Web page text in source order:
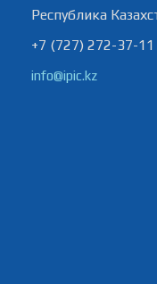
Республика
+7 (727) 272-37-11
info@ipic.kz